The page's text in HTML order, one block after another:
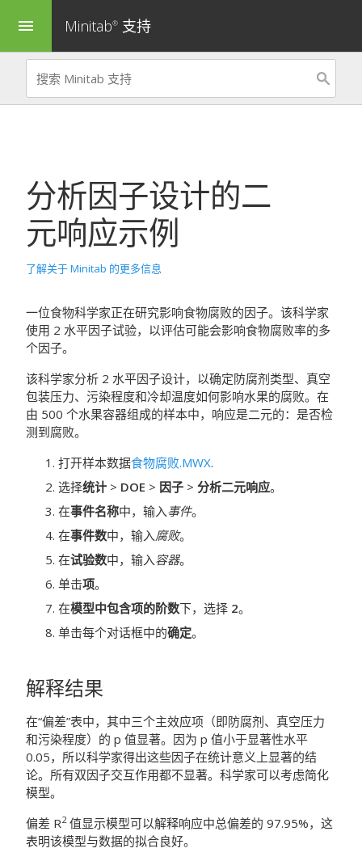
menu Minitab® 支持
分析因子设计的二
元响应示例
了解关于 Minitab 的更多信息
一位食物科学家正在研究影响食物腐败的因子。该科学家
使用 2 水平因子试验，以评估可能会影响食物腐败率的多
个因子。
该科学家分析 2 水平因子设计，以确定防腐剂类型、真空
包装压力、污染程度和冷却温度如何影响水果的腐败。在
由 500 个水果容器组成的样本中，响应是二元的：是否检
测到腐败。
打开样本数据食物腐败.MWX.
选择统计 > DOE > 因子 > 分析二元响应。
在事件名称中，输入事件。
在事件数中，输入腐败。
在试验数中，输入容器。
单击项。
在模型中包含项的阶数下，选择 2。
单击每个对话框中的确定。
解释结果
在“偏差”表中，其中三个主效应项（即防腐剂、真空压力
和污染程度）的 p 值显著。因为 p 值小于显著性水平
0.05，所以科学家得出这些因子在统计意义上显著的结
论。所有双因子交互作用都不显著。科学家可以考虑简化
模型。
偏差 R2值显示模型可以解释响应中总偏差的 97.95%，这
表明该模型与数据的拟合良好。